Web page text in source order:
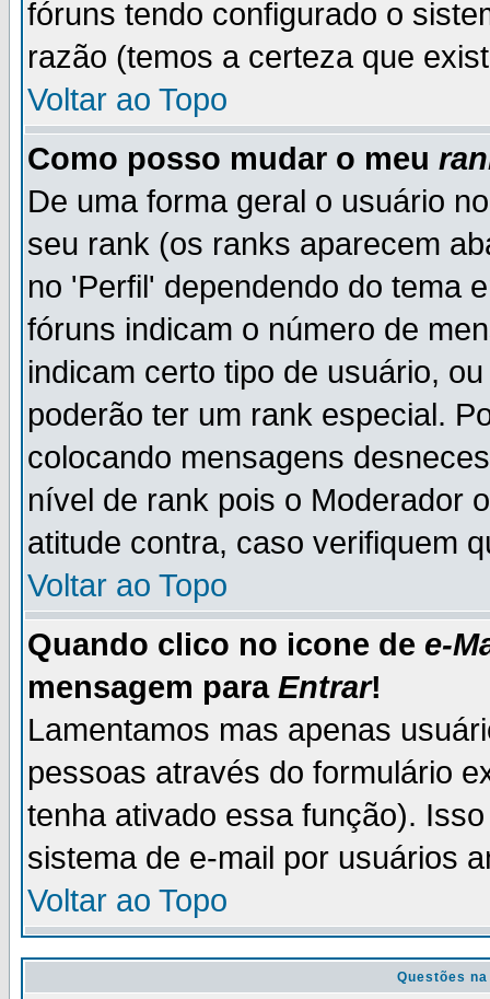
fóruns tendo configurado o
razão (temos a certeza que
Voltar ao Topo
Como posso mudar o meu
De uma forma geral o usuário
seu rank (os ranks aparecem
no 'Perfil' dependendo do tema
fóruns indicam o número de
indicam certo tipo de usuário,
poderão ter um rank especial.
colocando mensagens
nível de rank pois o Moderador
atitude contra, caso verifiquem
Voltar ao Topo
Quando clico no icone de e-
mensagem para Entrar!
Lamentamos mas apenas
pessoas através do formulário
tenha ativado essa função).
sistema de e-mail por usuários
Voltar ao Topo
Questões